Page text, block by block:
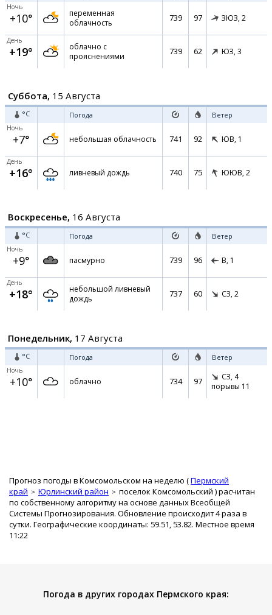
Ночь
+10°
переменная
облачность
739 97 ЗЮЗ, 2
День
+19°
облачно с
прояснениями
739 62 ЮЗ, 3
Суббота, 15 Августа
°C Погода Ветер
Ночь
+7° небольшая облачность 741 92 ЮВ, 1
День
+16° ливневый дождь 740 75 ЮЮВ, 2
Воскресенье, 16 Августа
°C Погода Ветер
Ночь
+9° пасмурно 739 96 В, 1
День
+18°
небольшой ливневый
дождь
737 60 СЗ, 2
Понедельник, 17 Августа
°C Погода Ветер
Ночь
+10° облачно 734 97 СЗ, 4
порывы 11
Прогноз погоды в Комсомольском на неделю (Пермский
край
Юрлинский район поселок Комсомольский ) расчитан
по собственному алгоритму на основе данных Всеобщей
Системы Прогнозирования. Обновление происходит 4 раза в
сутки. Географические координаты: 59.51, 53.82. Местное время
11:22
Погода в других городах Пермского края: